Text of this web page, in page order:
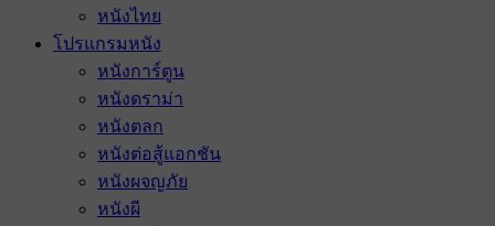
หนังไทย
โปรแกรมหนัง
หนังการ์ตูน
หนังดราม่า
หนังตลก
หนังต่อสู้แอกชัน
หนังผจญภัย
หนังผี